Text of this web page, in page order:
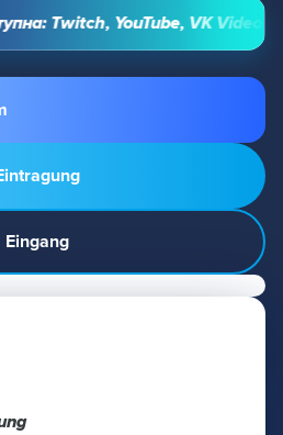
Twitch, YouTube, VK Video
Eingang